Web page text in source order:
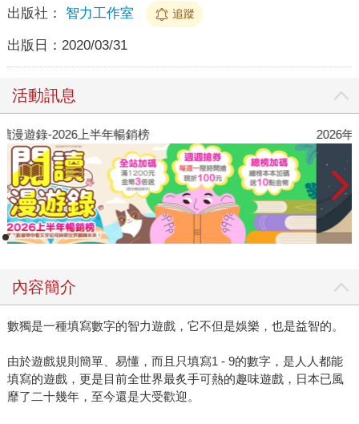
出版社： 智力工作室 追蹤
出版日： 2020/03/31
活動訊息
閱讀漫遊錄-2026上半年暢銷榜
內容簡介
數獨是一種填寫數字的智力遊戲，它不但是娛樂，也是益智的。
由於遊戲規則簡單、易懂，而且只填寫1 - 9的數字，是人人都能
填寫的遊戲，更是目前全世界最炙手可熱的趣味遊戲，日本已風
靡了二十幾年，至今還是大受歡迎。